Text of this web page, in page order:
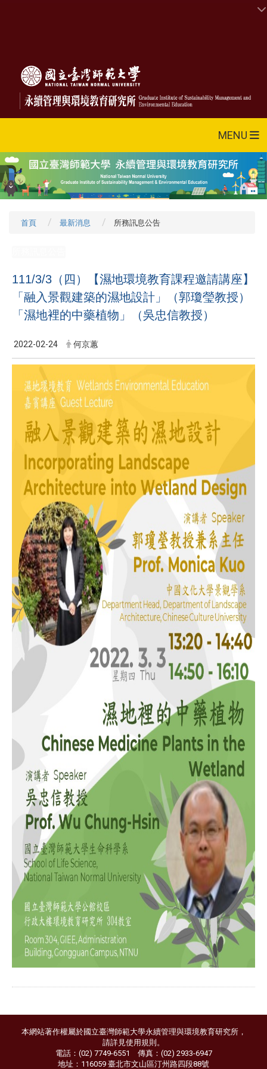
MENU
首頁 最新消息 所務訊息公告
111/3/3（四）【濕地環境教育課程邀請講座】
「融入景觀建築的濕地設計」（郭瓊瑩教授）
「濕地裡的中藥植物」（吳忠信教授）
2022-02-24 何京蕙
本網站著作權屬於國立臺灣師範大學永續管理與環境教育研究所，
請詳見 使用規則 。
電話：(02) 7749-6551 傳真：(02) 2933-6947
地址：116059 臺北市文山區汀州路四段88號